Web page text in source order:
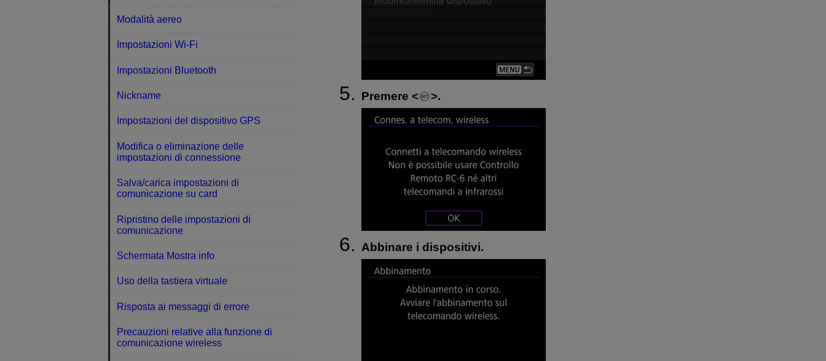
Premere .
Abbinare i dispositivi.
Modalità aereo
Impostazioni Wi-Fi
Impostazioni Bluetooth
Nickname
Impostazioni del dispositivo GPS
Modifica o eliminazione delle
impostazioni di connessione
Salva/carica impostazioni di
comunicazione su card
Ripristino delle impostazioni di
comunicazione
Schermata Mostra info
Uso della tastiera virtuale
Risposta ai messaggi di errore
Precauzioni relative alla funzione di
comunicazione wireless